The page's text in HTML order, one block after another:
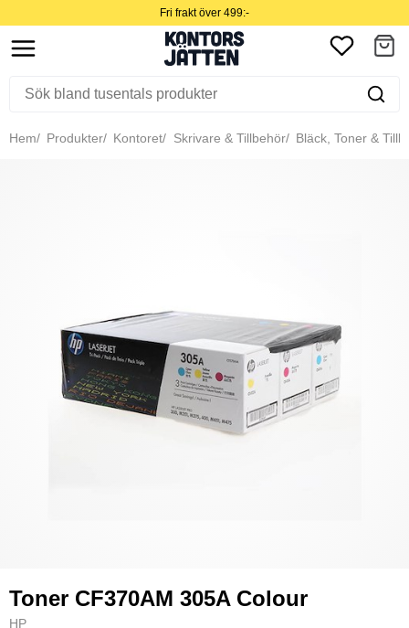
Fri frakt över 499:-
Hem Produkter Kontoret Skrivare & Tillbehör Bläck, Toner &
Toner CF370AM 305A Colour
HP